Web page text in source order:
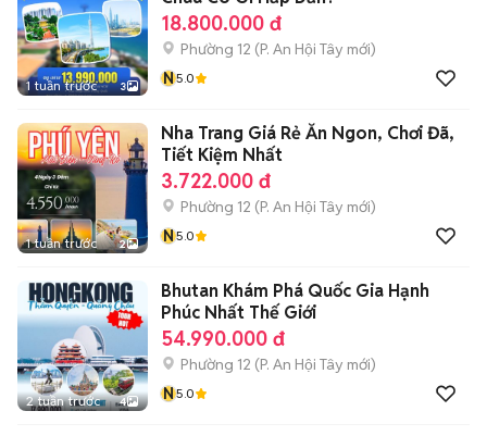
1 tuần trước 3
18.800.000 đ
Phường 12 (P. An Hội Tây mới)
N5.0
1 tuần trước 2
Nha Trang Giá Rẻ Ăn Ngon, Chơi Đã,
Tiết Kiệm Nhất
3.722.000 đ
Phường 12 (P. An Hội Tây mới)
N5.0
2 tuần trước 4
Bhutan Khám Phá Quốc Gia Hạnh
Phúc Nhất Thế Giới
54.990.000 đ
Phường 12 (P. An Hội Tây mới)
N5.0